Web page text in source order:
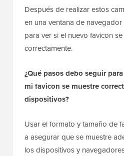
codificado en el
tema. Busca cualquier
rel="icon"...> o
icon"...>
Después de realizar estos
en una ventana de navegador
correctamente.